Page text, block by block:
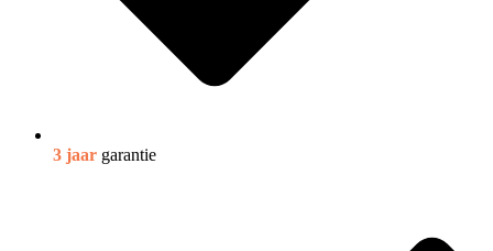
3 jaar garantie